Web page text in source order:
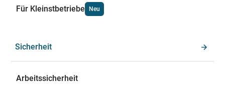
Für Kleinstbetriebe Neu
Sicherheit
Arbeitssicherheit